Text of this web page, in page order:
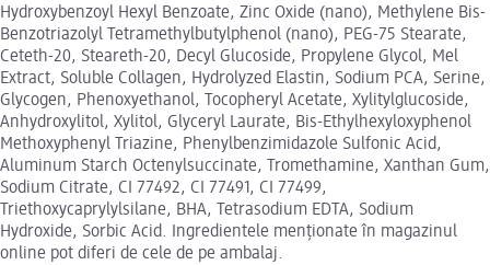
Hydroxybenzoyl Hexyl Benzoate, Zinc Oxide (nano), Methylene Bis-
Benzotriazolyl Tetramethylbutylphenol (nano), PEG-75 Stearate,
Ceteth-20, Steareth-20, Decyl Glucoside, Propylene Glycol, Mel
Extract, Soluble Collagen, Hydrolyzed Elastin, Sodium PCA, Serine,
Glycogen, Phenoxyethanol, Tocopheryl Acetate, Xylitylglucoside,
Anhydroxylitol, Xylitol, Glyceryl Laurate, Bis-Ethylhexyloxyphenol
Methoxyphenyl Triazine, Phenylbenzimidazole Sulfonic Acid,
Aluminum Starch Octenylsuccinate, Tromethamine, Xanthan Gum,
Sodium Citrate, CI 77492, CI 77491, CI 77499,
Triethoxycaprylylsilane, BHA, Tetrasodium EDTA, Sodium
Hydroxide, Sorbic Acid. Ingredientele menționate în magazinul
online pot diferi de cele de pe ambalaj.